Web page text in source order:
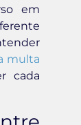
em
multa
cada